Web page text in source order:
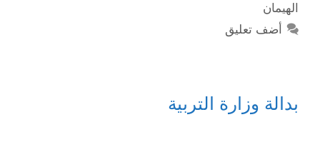
الهيمان
أضف تعليق
بدالة وزارة التربية